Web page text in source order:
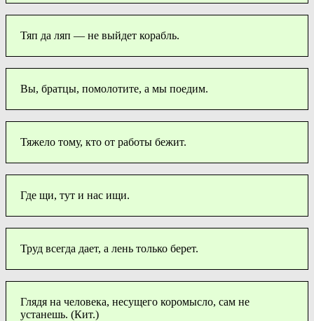
Тяп да ляп — не выйдет корабль.
Вы, братцы, помолотите, а мы поедим.
Тяжело тому, кто от работы бежит.
Где щи, тут и нас ищи.
Труд всегда дает, а лень только берет.
Глядя на человека, несущего коромысло, сам не
устанешь. (Кит.)